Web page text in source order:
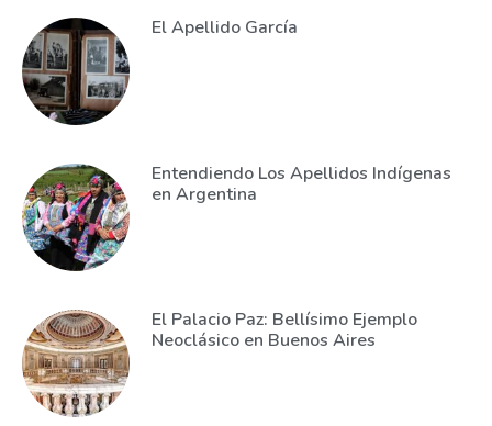
El Apellido García
Entendiendo Los Apellidos Indígenas
en Argentina
El Palacio Paz: Bellísimo Ejemplo
Neoclásico en Buenos Aires